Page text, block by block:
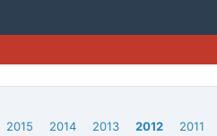
2015 2014 2013 2012 2011